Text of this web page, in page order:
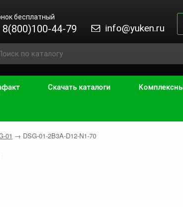
бесплатный
8(800)100-44-79 info@yuken.ru
Скачать каталоги
01 → DSG-01-2B3A-D12-N1-70